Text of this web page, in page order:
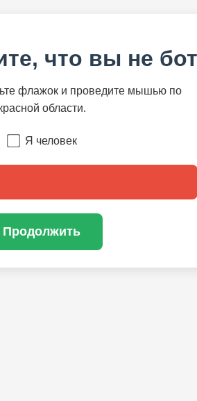
что вы не бот
флажок и проведите мышью по
области.
Я человек
Продолжить